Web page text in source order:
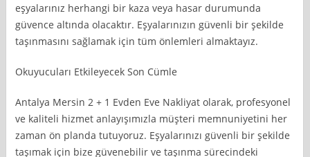
eşyalarınız herhangi bir kaza veya hasar durumunda
güvence altında olacaktır. Eşyalarınızın güvenli bir şekilde
taşınmasını sağlamak için tüm önlemleri almaktayız.
Okuyucuları Etkileyecek Son Cümle
Antalya Mersin 2 + 1 Evden Eve Nakliyat olarak, profesyonel
ve kaliteli hizmet anlayışımızla müşteri memnuniyetini her
zaman ön planda tutuyoruz. Eşyalarınızı güvenli bir şekilde
taşımak için bize güvenebilir ve taşınma sürecindeki